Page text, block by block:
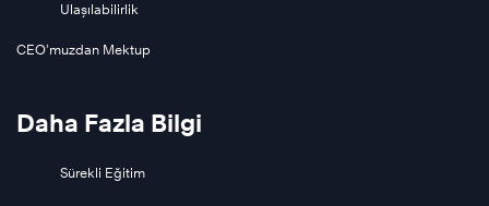
Ulaşılabilirlik
CEO’muzdan Mektup
Daha Fazla Bilgi
Sürekli Eğitim